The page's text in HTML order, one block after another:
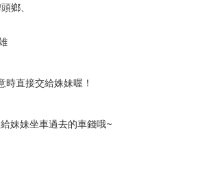
鄉、
直接交給姝妹喔！
妹妹坐車過去的車錢哦~